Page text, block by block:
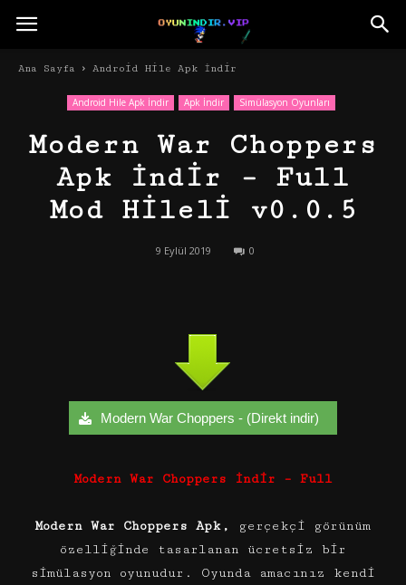
Ana Sayfa Android Hile Apk İndir
Android Hile Apk İndir Apk İndir Simülasyon Oyunları
Modern War Choppers
Apk İndir – Full
Mod Hileli v0.0.5
9 Eylül 2019 0
Modern War Choppers - (Direkt indir)
Modern War Choppers İndir – Full
Modern War Choppers Apk,
gerçekçi görünüm
özelliğinde tasarlanan ücretsiz bir
simülasyon oyunudur. Oyunda amacınız kendi